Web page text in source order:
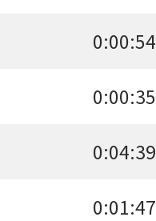
0:00:54
0:00:35
0:04:39
0:01:47